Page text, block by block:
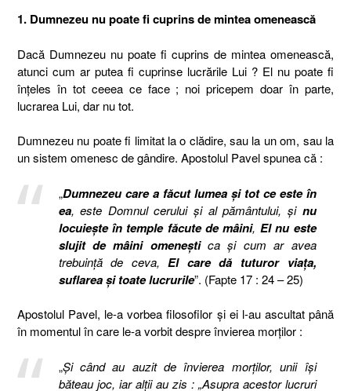
1. Dumnezeu nu poate fi cuprins de mintea omenească
Dacă Dumnezeu nu poate fi cuprins de mintea omenească,
atunci cum ar putea fi cuprinse lucrările Lui ? El nu poate fi
înţeles în tot ceeea ce face ; noi pricepem doar în parte,
lucrarea Lui, dar nu tot.
Dumnezeu nu poate fi limitat la o clădire, sau la un om, sau la
un sistem omenesc de gândire. Apostolul Pavel spunea că :
„Dumnezeu care a făcut lumea şi tot ce este în
ea, este Domnul cerului şi al pământului, şi nu
locuieşte în temple făcute de mâini, El nu este
slujit de mâini omeneştica şi cum ar avea
trebuinţă de ceva,El care dă tuturor viaţa,
suflarea şi toate lucrurile”. (Fapte 17 : 24 – 25)
Apostolul Pavel, le-a vorbea filosofilor şi ei l-au ascultat până
în momentul în care le-a vorbit despre învierea morţilor :
„Şi când au auzit de învierea morţilor, unii îşi
băteau joc, iar alţii au zis : „Asupra acestor lucruri